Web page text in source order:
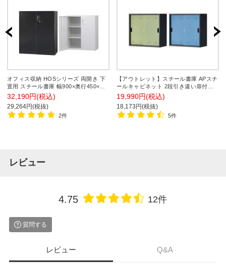
オフィス収納 HOSシリーズ 両開き 下
置用 スチール書庫 幅900×奥行450×高
さ1050mm スチールキャビネット 書類
整理 収納 【国産】【完成品】
32,190円(税込)
29,264円(税抜)
2件
【アウトレット】スチール書庫 APスチ
ールキャビネット 2段引き違い扉付き
上置き専用 シリンダー錠 配線ホール付
き 幅800×奥行400×高さ760mm
19,990円(税込)
18,173円(税抜)
5件
レビュー
4.75 12件
質問する
レビュー Q&A